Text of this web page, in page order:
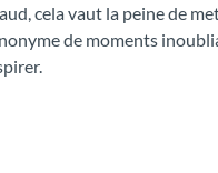
cela vaut la peine de
de moments